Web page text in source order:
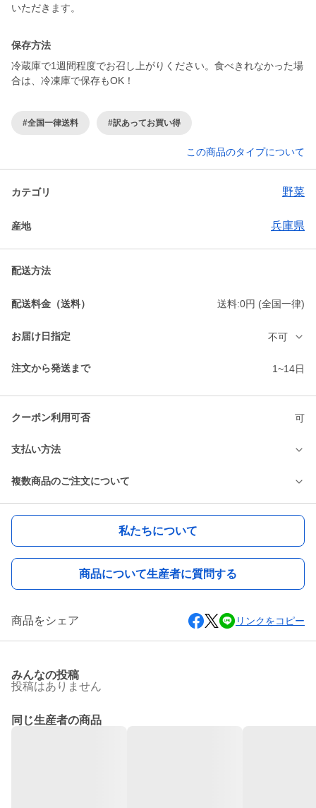
いただきます。
保存方法
冷蔵庫で1週間程度でお召し上がりください。食べきれなかった場
合は、冷凍庫で保存もOK！
#全国一律送料 #訳あってお買い得
この商品のタイプについて
カテゴリ 野菜
産地 兵庫県
配送方法
配送料金（送料） 送料:0円 (全国一律)
お届け日指定 不可
注文から発送まで 1~14日
クーポン利用可否 可
支払い方法
複数商品のご注文について
私たちについて
商品について生産者に質問する
商品をシェア リンクをコピー
みんなの投稿
投稿はありません
同じ生産者の商品